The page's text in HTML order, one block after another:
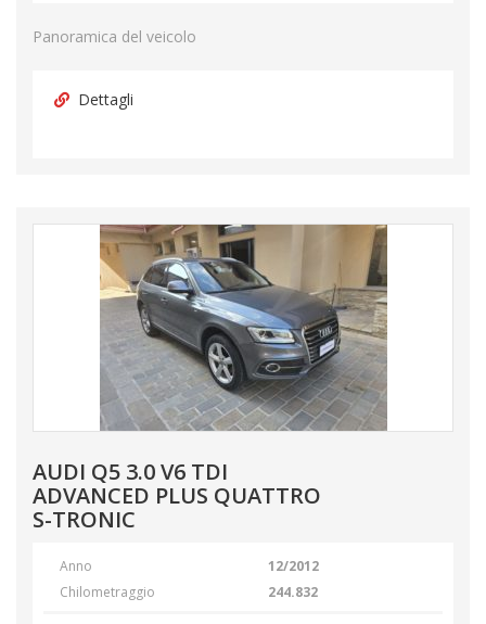
Panoramica del veicolo
Dettagli
AUDI Q5 3.0 V6 TDI
ADVANCED PLUS QUATTRO
S-TRONIC
Anno
12/2012
Chilometraggio
244.832